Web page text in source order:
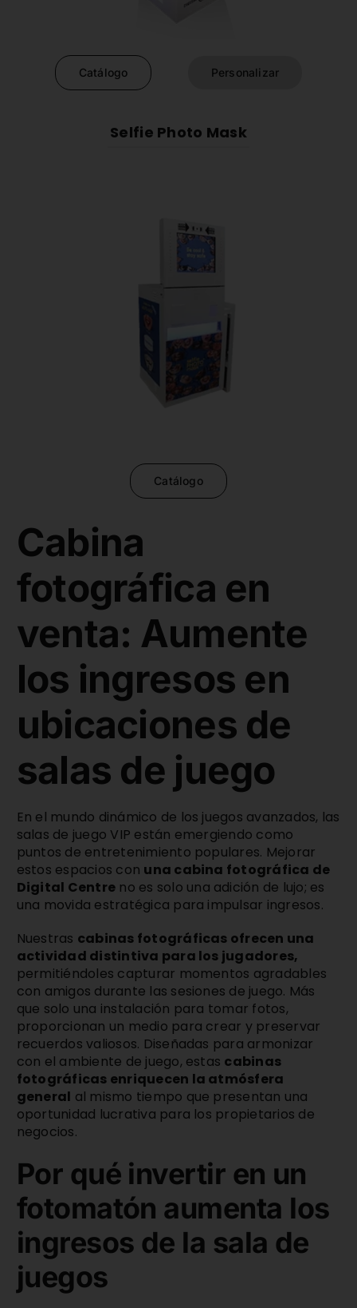
Catálogo Personalizar
Selfie Photo Mask
Catálogo
Cabina
fotográfica en
venta: Aumente
los ingresos en
ubicaciones de
salas de juego
En el mundo dinámico de los juegos avanzados, las
salas de juego VIP están emergiendo como
puntos de entretenimiento populares. Mejorar
estos espacios con una cabina fotográfica de
Digital Centre no es solo una adición de lujo; es
una movida estratégica para impulsar ingresos.
Nuestras cabinas fotográficas ofrecen una
actividad distintiva para los jugadores,
permitiéndoles capturar momentos agradables
con amigos durante las sesiones de juego. Más
que solo una instalación para tomar fotos,
proporcionan un medio para crear y preservar
recuerdos valiosos. Diseñadas para armonizar
con el ambiente de juego, estas cabinas
fotográficas enriquecen la atmósfera
general al mismo tiempo que presentan una
oportunidad lucrativa para los propietarios de
negocios.
Por qué invertir en un
fotomatón aumenta los
ingresos de la sala de
juegos